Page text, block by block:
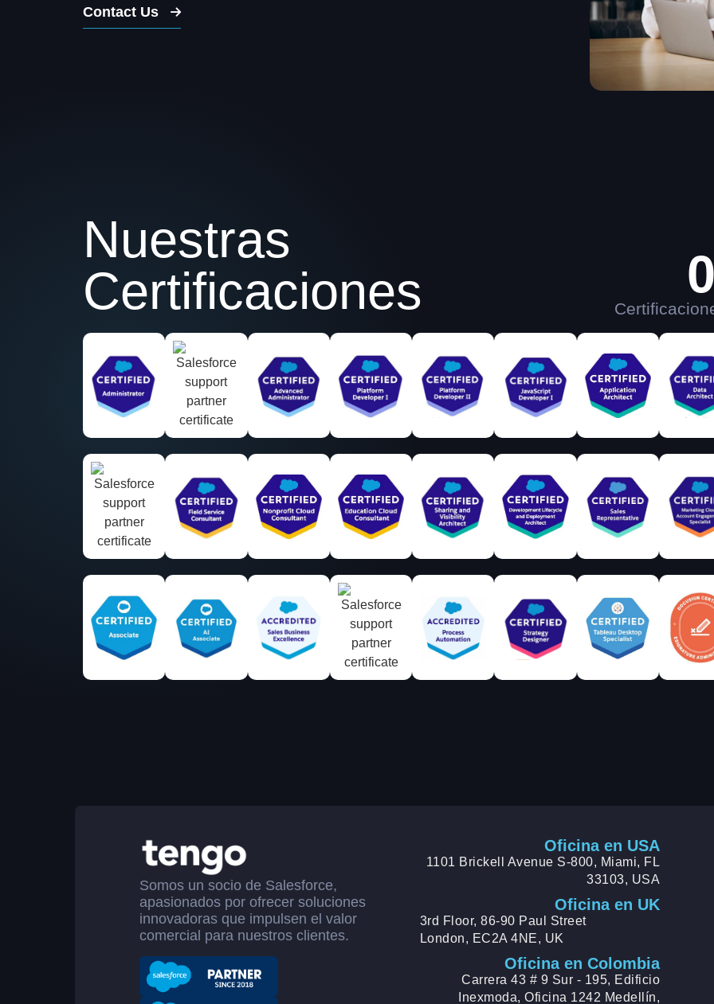
Contact Us
Nuestras
Certificaciones
Somos un socio de Salesforce,
apasionados por ofrecer soluciones
innovadoras que impulsen el valor
comercial para nuestros clientes.
Oficina en USA
1101 Brickell Avenue S-800, Miami, FL
33103, USA
Oficina en UK
3rd Floor, 86-90 Paul Street
London, EC2A 4NE, UK
Oficina en Colombia
Carrera 43 # 9 Sur - 195, Edificio
Inexmoda, Oficina 1242 Medellín,